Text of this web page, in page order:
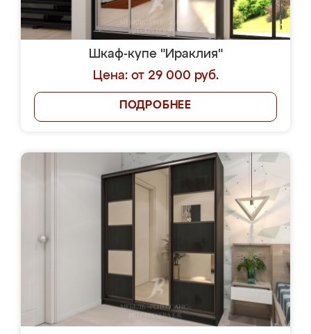
Шкаф-купе "Ираклия"
Цена: от 29 000 руб.
ПОДРОБНЕЕ